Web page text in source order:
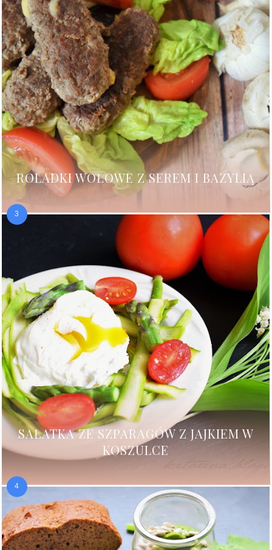
ROLADKI WOŁOWE Z SEREM I BAZYLIĄ
SAŁATKA ZE SZPARAGÓW Z JAJKIEM W
KOSZULCE